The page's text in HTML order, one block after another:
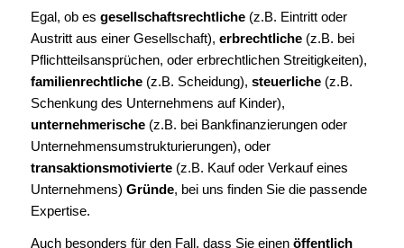
Egal, ob es gesellschaftsrechtliche (z.B. Eintritt oder
Austritt aus einer Gesellschaft), erbrechtliche(z.B. bei
Pflichtteilsansprüchen, oder erbrechtlichen Streitigkeiten),
familienrechtliche(z.B. Scheidung), steuerliche(z.B.
Schenkung des Unternehmens auf Kinder),
unternehmerische(z.B. bei Bankfinanzierungen oder
Unternehmensumstrukturierungen), oder
transaktionsmotivierte(z.B. Kauf oder Verkauf eines
Unternehmens) Gründe, bei uns finden Sie die passende
Expertise.
Auch besonders für den Fall, dass Sie einen öffentlich